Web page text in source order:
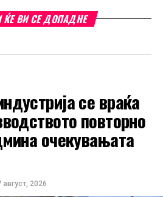
ВИ СЕ ДОПАДНЕ
се враќа
повторно
очекувањата
август, 2026